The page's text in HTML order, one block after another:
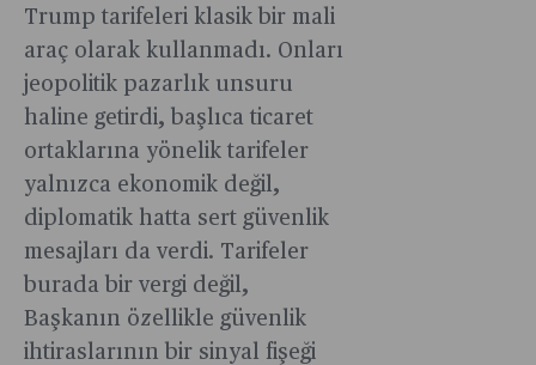
Trump tarifeleri klasik bir mali
araç olarak kullanmadı. Onları
jeopolitik pazarlık unsuru
haline getirdi, başlıca ticaret
ortaklarına yönelik tarifeler
yalnızca ekonomik değil,
diplomatik hatta sert güvenlik
mesajları da verdi. Tarifeler
burada bir vergi değil,
Başkanın özellikle güvenlik
ihtiraslarının bir sinyal fişeği